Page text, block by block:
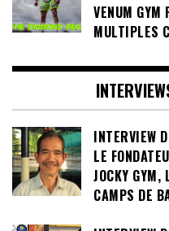
VENUM GYM
MULTIPLES
INTERVIEW
LE
JOCKY GYM,
CAMPS DE